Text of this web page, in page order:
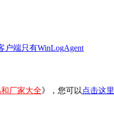
户端只有WinLogAgent
厂家大全》，您可以 点击这里